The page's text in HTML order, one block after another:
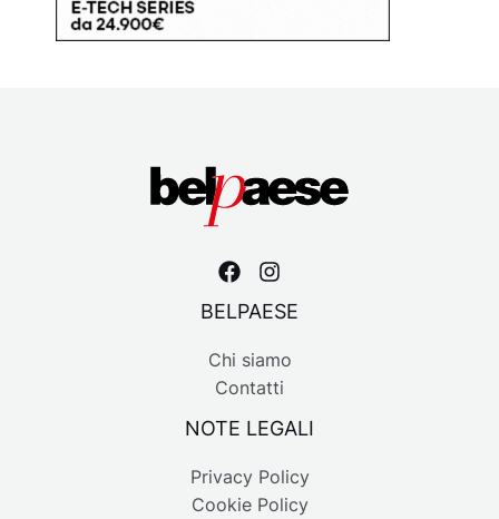
BELPAESE
Chi siamo
Contatti
NOTE LEGALI
Privacy Policy
Cookie Policy